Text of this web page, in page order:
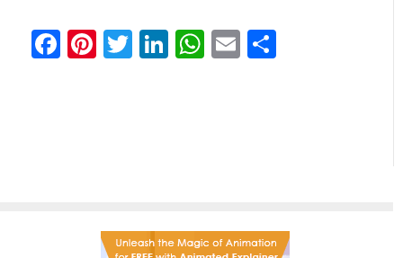
Facebook
Pinterest
Twitter
LinkedIn
WhatsApp
Email